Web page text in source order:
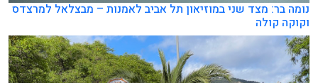
נומה בר: מצד שני במוזיאון תל אביב לאמנות – מבצלאל למרצדס
וקוקה קולה